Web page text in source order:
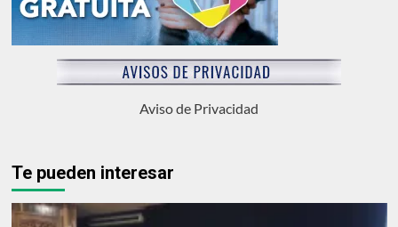
Aviso de Privacidad
Te pueden interesar